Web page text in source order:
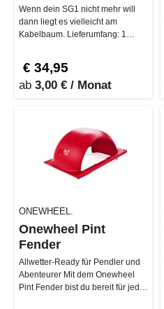
Wenn dein SG1 nicht mehr will
dann liegt es vielleicht am
Kabelbaum. Lieferumfang: 1
€ 34,95
ab 3,00 € / Monat
ONEWHEEL.
Onewheel Pint
Fender
Allwetter-Ready für Pendler und
Abenteurer Mit dem Onewheel
Pint Fender bist du bereit für jede